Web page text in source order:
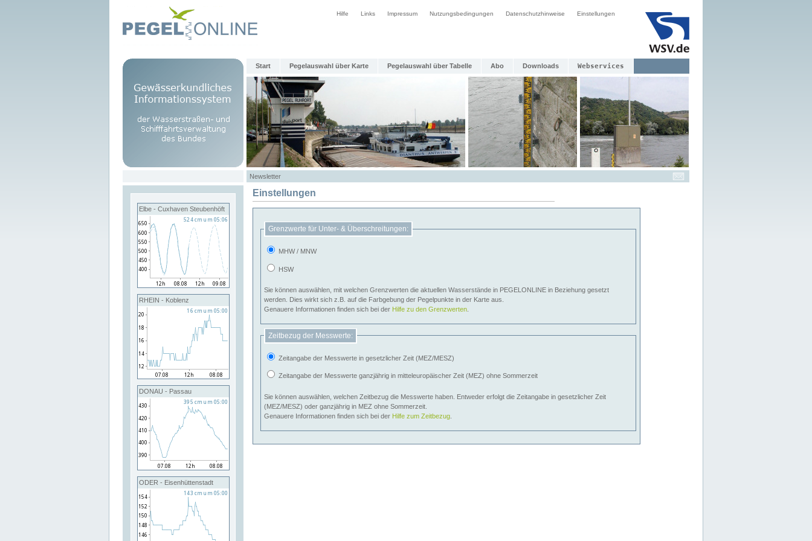
Hilfe Links Impressum Nutzungsbedingungen Datenschutzhinweise Einstellungen
Start Pegelauswahl über Karte Pegelauswahl über Tabelle Abo Downloads Webservices
Newsletter
Elbe - Cuxhaven Steubenhöft
RHEIN - Koblenz
DONAU - Passau
ODER - Eisenhüttenstadt
Einstellungen
Grenzwerte für Unter- & Überschreitungen:
MHW / MNW
HSW
Sie können auswählen, mit welchen Grenzwerten die aktuellen Wasserstände in PEGELONLINE in Beziehung gesetzt
werden. Dies wirkt sich z.B. auf die Farbgebung der Pegelpunkte in der Karte aus.
Genauere Informationen finden sich bei der Hilfe zu den Grenzwerten
Zeitbezug der Messwerte:
Zeitangabe der Messwerte in gesetzlicher Zeit (MEZ/MESZ)
Zeitangabe der Messwerte ganzjährig in mitteleuropäischer Zeit (MEZ) ohne Sommerzeit
Sie können auswählen, welchen Zeitbezug die Messwerte haben. Entweder erfolgt die Zeitangabe in gesetzlicher Zeit
(MEZ/MESZ) oder ganzjährig in MEZ ohne Sommerzeit.
Genauere Informationen finden sich bei der Hilfe zum Zeitbezug